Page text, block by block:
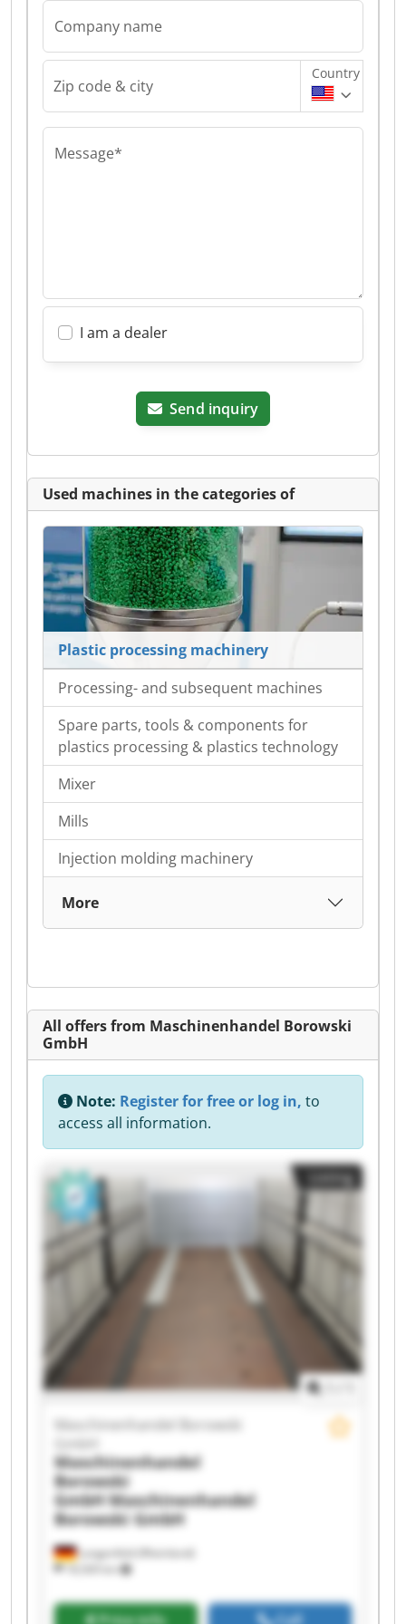
Company name
Zip code & city
Country
Message*
I am a dealer
Send inquiry
Used machines in the categories of
Plastic processing machinery
Processing- and subsequent machines
Spare parts, tools & components for
plastics processing & plastics technology
Mixer
Mills
Injection molding machinery
More
All offers from Maschinenhandel Borowski
GmbH
Note: Register for free or log in, to
access all information.
Listing
Langenfeld (Rheinland)
18,569 km
Maschinenhandel Borowski
Maschinenhandel
Borowski
GmbHMaschinenhandel
Borowski GmbH
Price info Call